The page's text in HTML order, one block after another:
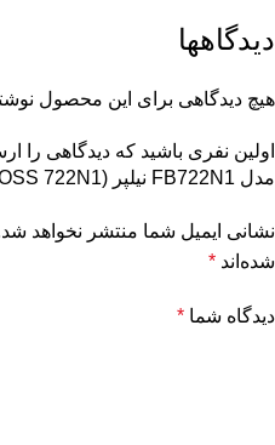
دیدگاهها
هیچ دیدگاهی برای این محصول
اولین نفری باشید که دیدگاهی را
مدل FB722N1 نیلپر (OSS 722N1)”
نشانی ایمیل شما منتشر نخواهد
شده‌اند *
دیدگاه شما *